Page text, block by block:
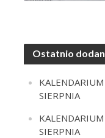
Ostatnio
SIERPNIA
SIERPNIA